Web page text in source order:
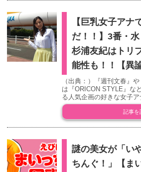
【巨乳女子アナ
だ！！】3番・
杉浦友紀はトリ
能性も！！【異
（出典：）『週刊文春』
は『ORICON STYLE』な
る人気企画の好きな女子
記事を
謎の美女が「い
ちんぐ！」【ま